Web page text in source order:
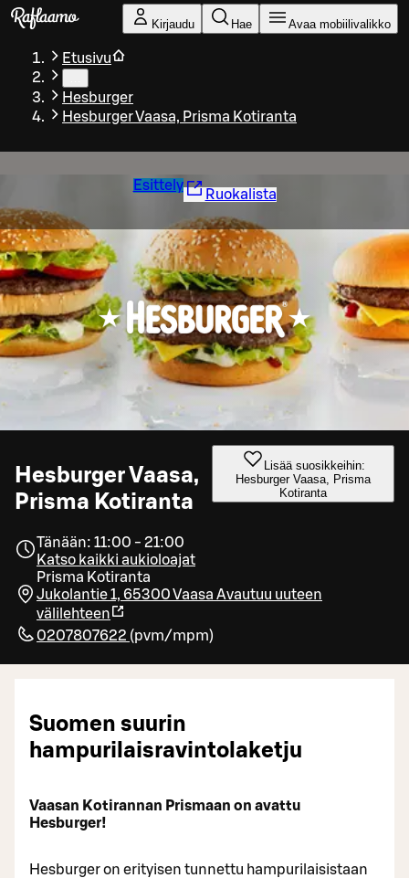
Siirry pääsisältöön
Kirjaudu Hae Avaa mobiilivalikko
Etusivu
Hesburger
Hesburger Vaasa, Prisma Kotiranta
Esittely
Ruokalista
Hesburger Vaasa,
Prisma Kotiranta
Lisää suosikkeihin:
Hesburger Vaasa, Prisma
Kotiranta
Tänään: 11:00 - 21:00
Katso kaikki aukioloajat
Prisma Kotiranta
Jukolantie 1, 65300 Vaasa Avautuu uuteen
välilehteen
0207807622 (pvm/mpm)
Suomen suurin
hampurilaisravintolaketju
Vaasan Kotirannan Prismaan on avattu
Hesburger!
Hesburger on erityisen tunnettu hampurilaisistaan